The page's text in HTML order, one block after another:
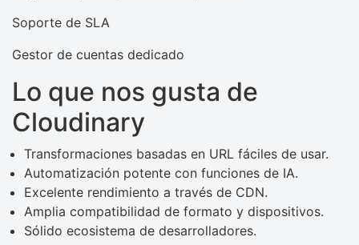
Soporte de SLA
Gestor de cuentas dedicado
Lo que nos gusta de
Cloudinary
Transformaciones basadas en URL fáciles de usar.
Automatización potente con funciones de IA.
Excelente rendimiento a través de CDN.
Amplia compatibilidad de formato y dispositivos.
Sólido ecosistema de desarrolladores.